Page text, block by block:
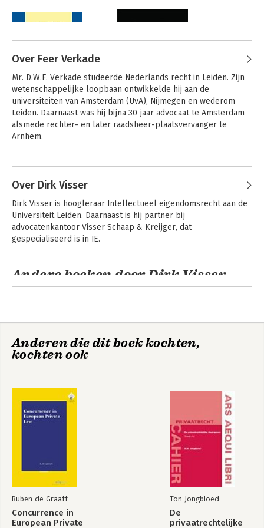
auteurscontractenrecht ingevoerd.
dit handboek. Zo krijgt u een helder beeld over de laatste
stand van zaken.
Auteursrecht
Bekijk alle boeken
Over Feer Verkade
Mr. D.W.F. Verkade studeerde Nederlands recht in Leiden. Zijn
wetenschappelijke loopbaan ontwikkelde hij aan de
universiteiten van Amsterdam (UvA), Nijmegen en wederom
Leiden. Daarnaast was hij bijna 30 jaar advocaat te Amsterdam
alsmede rechter- en later raadsheer-plaatsvervanger te
Arnhem.
Koninklijke Nederlandse Akademie van Wetenschappen.
Auteursrecht
Misleidende (B2B)
vergelijkende
Misleidende (B2B)
reclame en
Oneerlijke
handelspraktijken
Over Dirk Visser
Dirk Visser is hoogleraar Intellectueel eigendomsrecht aan de
Universiteit Leiden. Daarnaast is hij partner bij
advocatenkantoor Visser Schaap & Kreijger, dat
gespecialiseerd is in IE.
Andere boeken door Dirk Visser
Intellectuele
Auteursrecht
Anderen die dit boek kochten,
kochten ook
Ruben de Graaff
Concurrence in
European Private
Ton Jongbloed
De
privaatrechtelijke